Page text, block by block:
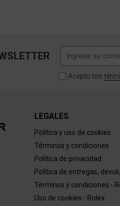
Acepto los
LEGALES
Política y uso de cookies
Términos y condiciones
Política de privacidad
Política de entregas,
Términos y condiciones -
Uso de cookies - Rolex